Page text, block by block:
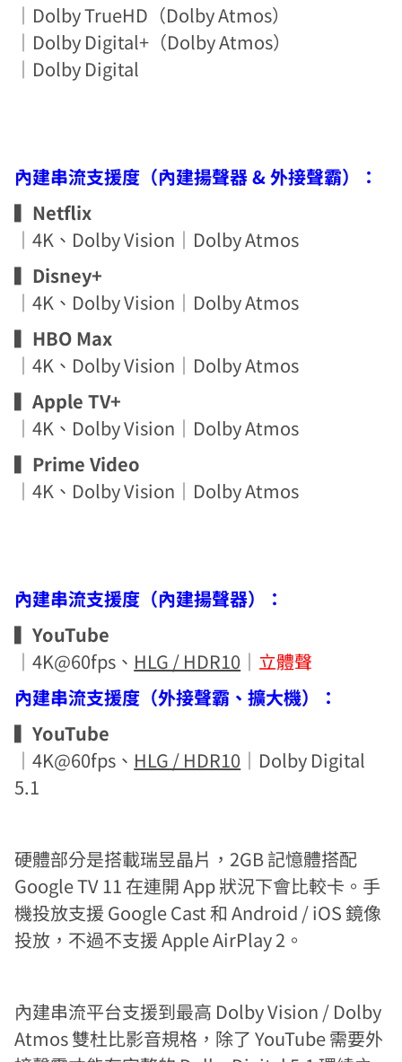
｜Dolby TrueHD（Dolby Atmos）
｜Dolby Digital+（Dolby Atmos）
｜Dolby Digital
內建串流支援度（內建揚聲器 & 外接聲霸）：
▍ Netflix
｜4K、Dolby Vision｜Dolby Atmos
▍ Disney+
｜4K、Dolby Vision｜Dolby Atmos
▍ HBO Max
｜4K、Dolby Vision｜Dolby Atmos
▍Apple TV+
｜4K、Dolby Vision｜Dolby Atmos
▍ Prime Video
｜4K、Dolby Vision｜Dolby Atmos
內建串流支援度（內建揚聲器）：
▍YouTube
｜4K@60fps、 HLG / HDR10 ｜ 立體聲
內建串流支援度（外接聲霸、擴大機）：
▍YouTube
｜4K@60fps、 HLG / HDR10 ｜Dolby Digital
5.1
硬體部分是搭載瑞昱晶片，2GB 記憶體搭配
Google TV 11 在連開 App 狀況下會比較卡。手
機投放支援 Google Cast 和 Android / iOS 鏡像
投放，不過不支援 Apple AirPlay 2。
內建串流平台支援到最高 Dolby Vision / Dolby
Atmos 雙杜比影音規格，除了 YouTube 需要外